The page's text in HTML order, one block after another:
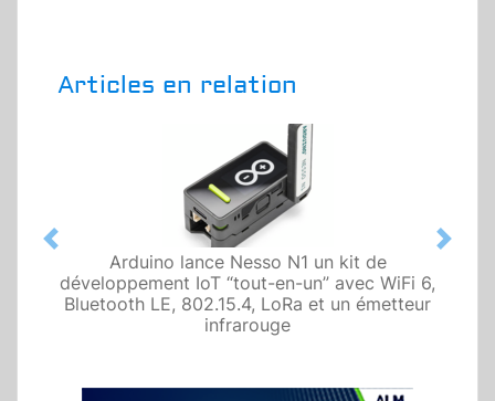
Articles en relation
Arduino lance Nesso N1 un kit de
développement IoT “tout-en-un” avec WiFi 6,
Bluetooth LE, 802.15.4, LoRa et un émetteur
infrarouge
Previous Next